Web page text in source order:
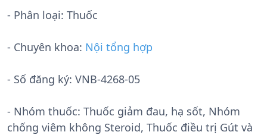
- Phân loại: Thuốc
- Chuyên khoa: Nội tổng hợp
- Số đăng ký: VNB-4268-05
- Nhóm thuốc: Thuốc giảm đau, hạ sốt, Nhóm
chống viêm không Steroid, Thuốc điều trị Gút và